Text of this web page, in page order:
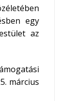
egy
az
március